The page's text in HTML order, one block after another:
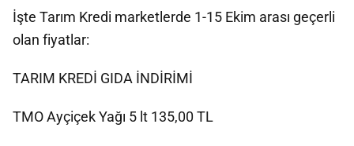
İşte Tarım Kredi marketlerde 1-15 Ekim arası geçerli
olan fiyatlar:
TARIM KREDİ GIDA İNDİRİMİ
TMO Ayçiçek Yağı 5 lt 135,00 TL